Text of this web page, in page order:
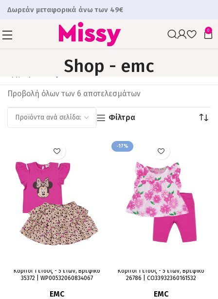
Δωρεάν μεταφορικά άνω των 49€
0
Shop - emc
Προβολή όλων των 6 αποτελεσμάτων
Φίλτρα
Κορίτσι 1 έτους - 5 ετών, Βρεφικό
35372 | WP00532060834067
EMC
-17%
Κορίτσι 1 έτους - 5 ετών, Βρεφικό
26786 | CO33932360161532
EMC